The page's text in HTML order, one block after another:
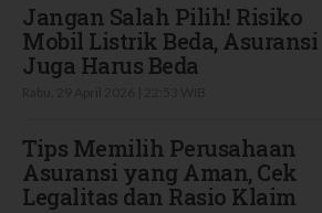
Jangan Salah Pilih! Risiko
Mobil Listrik Beda, Asuransi
Juga Harus Beda
Tips Memilih Perusahaan
Asuransi yang Aman, Cek
Legalitas dan Rasio Klaim